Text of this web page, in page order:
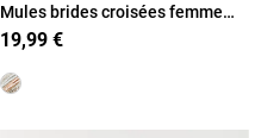
Mules brides croisées femme
(36-41)
19,99 €